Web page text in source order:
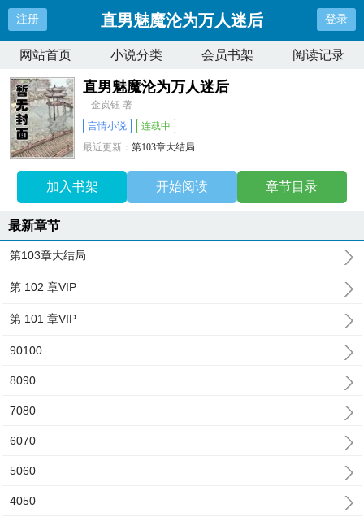
注册 直男魅魔沦为万人迷后 登录
网站首页 小说分类 会员书架 阅读记录
直男魅魔沦为万人迷后
金岚钰 著
言情小说
连载中
最近更新：第103章大结局
加入书架 开始阅读 章节目录
最新章节
第103章大结局
第 102 章VIP
第 101 章VIP
90100
8090
7080
6070
5060
4050